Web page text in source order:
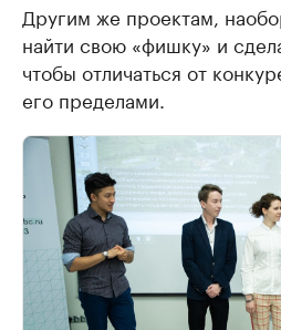
Другим же проектам,
найти свою «фишку» и
чтобы отличаться от
его пределами.